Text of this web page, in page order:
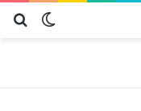
تغییر